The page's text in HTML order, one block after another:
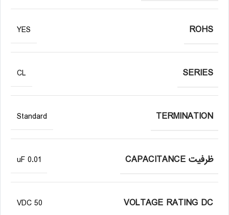
ROHS
YES
SERIES
CL
TERMINATION
Standard
ظرفیت CAPACITANCE 0.01 uF
VOLTAGE RATING DC
50 VDC